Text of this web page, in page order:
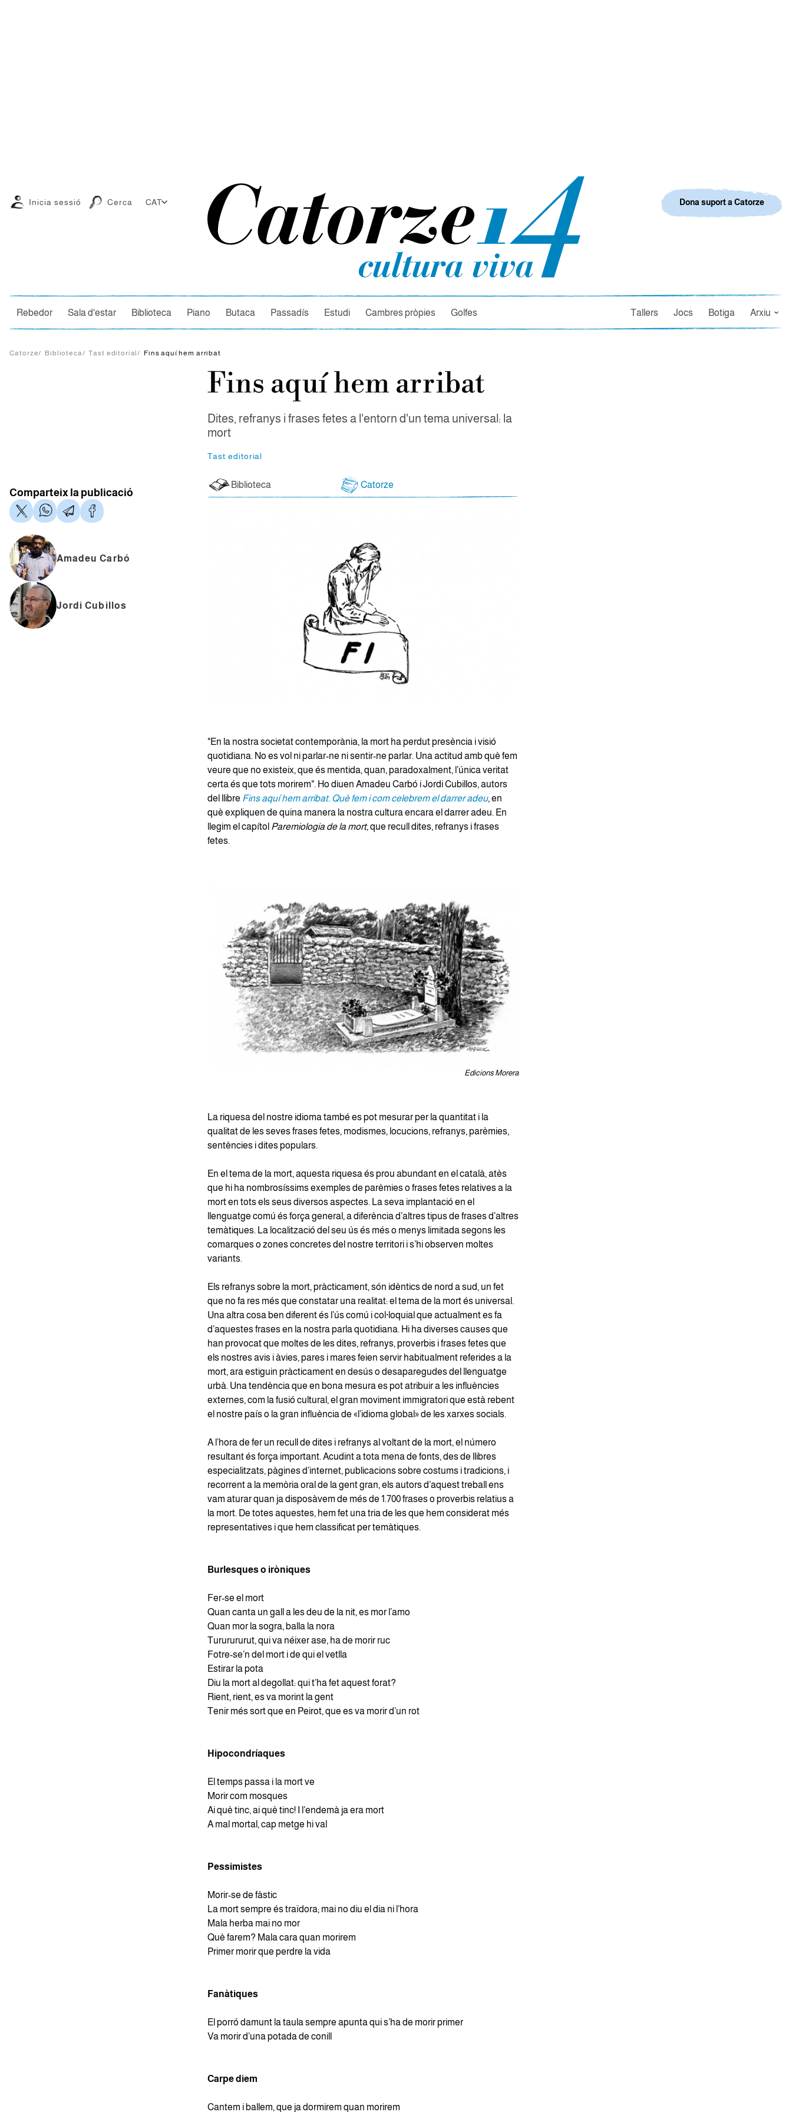
Cercador
Inicia sessió Cerca CAT
Rebedor Sala d'estar Biblioteca Piano Butaca Passadís Estudi Cambres pròpies Golfes Tallers Jocs Botiga Arxiu
Dona suport a Catorze
Catorze/ Biblioteca/ Tast editorial/ Fins aquí hem arribat
Fins aquí hem arribat
Dites, refranys i frases fetes a l'entorn d'un tema universal: la
mort
Tast editorial
Biblioteca Catorze
Comparteix la publicació
Amadeu Carbó
Jordi Cubillos
"En la nostra societat contemporània, la mort ha perdut presència i visió
quotidiana. No es vol ni parlar-ne ni sentir-ne parlar. Una actitud amb què fem
veure que no existeix, que és mentida, quan, paradoxalment, l’única veritat
certa és que tots morirem". Ho diuen Amadeu Carbó i Jordi Cubillos, autors
del llibre Fins aquí hem arribat. Què fem i com celebrem el darrer adeu, en
què expliquen de quina manera la nostra cultura encara el darrer adeu. En
llegim el capítol Paremiologia de la mort, que recull dites, refranys i frases
fetes.
Edicions Morera
La riquesa del nostre idioma també es pot mesurar per la quantitat i la
qualitat de les seves frases fetes, modismes, locucions, refranys, parèmies,
sentències i dites populars.
En el tema de la mort, aquesta riquesa és prou abundant en el català, atès
que hi ha nombrosíssims exemples de parèmies o frases fetes relatives a la
mort en tots els seus diversos aspectes. La seva implantació en el
llenguatge comú és força general, a diferència d’altres tipus de frases d’altres
temàtiques. La localització del seu ús és més o menys limitada segons les
comarques o zones concretes del nostre territori i s’hi observen moltes
variants.
Els refranys sobre la mort, pràcticament, són idèntics de nord a sud, un fet
que no fa res més que constatar una realitat: el tema de la mort és universal.
Una altra cosa ben diferent és l’ús comú i col·loquial que actualment es fa
d’aquestes frases en la nostra parla quotidiana. Hi ha diverses causes que
han provocat que moltes de les dites, refranys, proverbis i frases fetes que
els nostres avis i àvies, pares i mares feien servir habitualment referides a la
mort, ara estiguin pràcticament en desús o desaparegudes del llenguatge
urbà. Una tendència que en bona mesura es pot atribuir a les influències
externes, com la fusió cultural, el gran moviment immigratori que està rebent
el nostre país o la gran influència de «l’idioma global» de les xarxes socials.
A l’hora de fer un recull de dites i refranys al voltant de la mort, el número
resultant és força important. Acudint a tota mena de fonts, des de llibres
especialitzats, pàgines d’internet, publicacions sobre costums i tradicions, i
recorrent a la memòria oral de la gent gran, els autors d’aquest treball ens
vam aturar quan ja disposàvem de més de 1.700 frases o proverbis relatius a
la mort. De totes aquestes, hem fet una tria de les que hem considerat més
representatives i que hem classificat per temàtiques.
Burlesques o iròniques
Fer-se el mort
Quan canta un gall a les deu de la nit, es mor l’amo
Quan mor la sogra, balla la nora
Tururururut, qui va néixer ase, ha de morir ruc
Fotre-se’n del mort i de qui el vetlla
Estirar la pota
Diu la mort al degollat: qui t’ha fet aquest forat?
Rient, rient, es va morint la gent
Tenir més sort que en Peirot, que es va morir d’un rot
Hipocondríaques
El temps passa i la mort ve
Morir com mosques
Ai què tinc, ai què tinc! I l’endemà ja era mort
A mal mortal, cap metge hi val
Pessimistes
Morir-se de fàstic
La mort sempre és traïdora; mai no diu el dia ni l’hora
Mala herba mai no mor
Què farem? Mala cara quan morirem
Primer morir que perdre la vida
Fanàtiques
El porró damunt la taula sempre apunta qui s’ha de morir primer
Va morir d’una potada de conill
Carpe diem
Cantem i ballem, que ja dormirem quan morirem